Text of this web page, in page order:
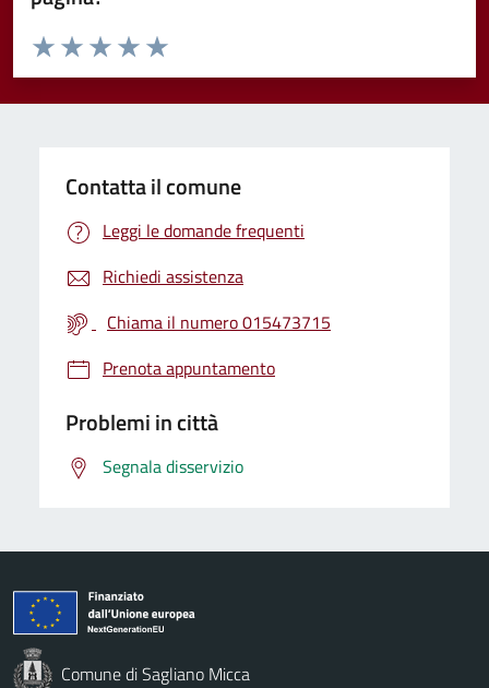
Valuta da 1 a 5 stelle la pagina
Valuta 5 stelle su 5
Valuta 4 stelle su 5
Valuta 3 stelle su 5
Valuta 2 stelle su 5
Valuta 1 stelle su 5
Contatta il comune
Leggi le domande frequenti
Richiedi assistenza
Chiama il numero 015473715
Prenota appuntamento
Problemi in città
Segnala disservizio
Comune di Sagliano Micca